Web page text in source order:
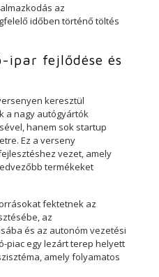
az
időben történő töltés
ipar fejlődése és
keresztül
a nagy autógyártók
hanem sok startup
Ez a verseny
vezet, amely
termékeket
fektetnek az
az
és az autonóm vezetési
piac egy lezárt terep helyett
amely folyamatos